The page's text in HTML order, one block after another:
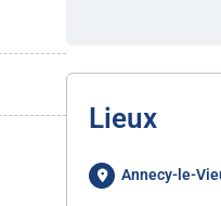
Lieux
Annecy-le-